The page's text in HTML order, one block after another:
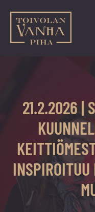
Toivolan vanha piha
palvelut
tapahtumat
tarjoavat
kiireettömiä
ja
hyviä
hetkiä
21.2.2026 |